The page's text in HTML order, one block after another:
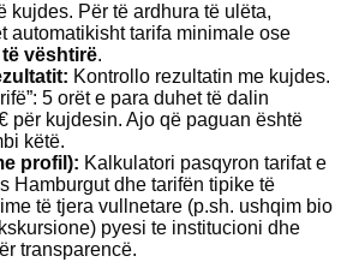
kujdes. Për të ardhura të ulëta,
automatikisht tarifa minimale ose
vështirë.
Kontrollo rezultatin me kujdes.
5 orët e para duhet të dalin
për kujdesin. Ajo që paguan është
këtë.
profil): Kalkulatori pasqyron tarifat e
Hamburgut dhe tarifën tipike të
të tjera vullnetare (p.sh. ushqim bio
pyesi te institucioni dhe
transparencë.